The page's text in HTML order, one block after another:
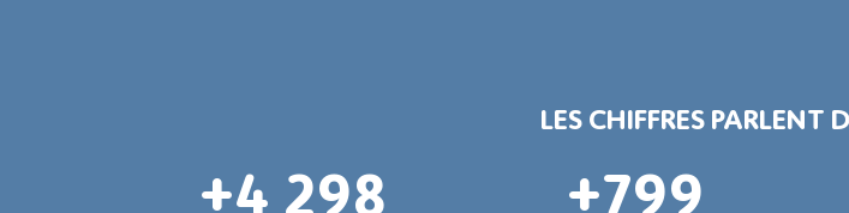
LES CHIFFRES PARLENT